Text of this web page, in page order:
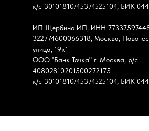
к/с 30101810745374525104, БИК
ИП Щербина ИП, ИНН
322774600066318, Москва,
улица, 19к1
ООО "Банк Точка" г. Москва, р/с
40802810201500272175
к/с 30101810745374525104, БИК